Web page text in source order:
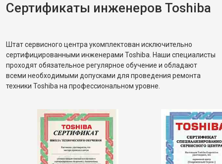
Сертификаты инженеров Toshiba
Штат сервисного центра укомплектован исключительно
сертифицированными инженерами Toshiba. Наши специалисты
проходят обязательное регулярное обучение и обладают
всеми необходимыми допусками для проведения ремонта
техники Toshiba на профессиональном уровне.